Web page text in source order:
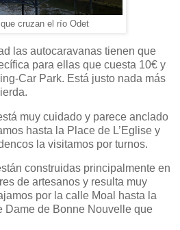
cruzan el río Odet
las autocaravanas tienen que
para ellas que cuesta 10€ y
Car Park. Está justo nada más
muy cuidado y parece anclado
hasta la Place de L’Eglise y
la visitamos por turnos.
construidas principalmente en
de artesanos y resulta muy
por la calle Moal hasta la
Dame de Bonne Nouvelle que